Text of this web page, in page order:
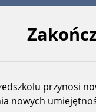
przynosi
nowych